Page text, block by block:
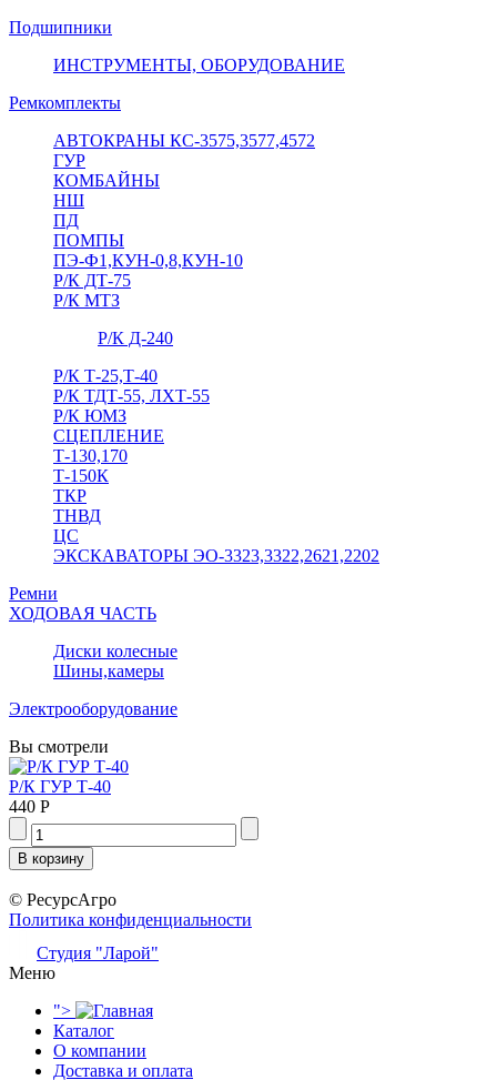
Подшипники
ИНСТРУМЕНТЫ, ОБОРУДОВАНИЕ
Ремкомплекты
АВТОКРАНЫ КС-3575,3577,4572
ГУР
КОМБАЙНЫ
НШ
ПД
ПОМПЫ
ПЭ-Ф1,КУН-0,8,КУН-10
Р/К ДТ-75
Р/К МТЗ
Р/К Д-240
Р/К Т-25,Т-40
Р/К ТДТ-55, ЛХТ-55
Р/К ЮМЗ
СЦЕПЛЕНИЕ
Т-130,170
Т-150К
ТКР
ТНВД
ЦС
ЭКСКАВАТОРЫ ЭО-3323,3322,2621,2202
Ремни
ХОДОВАЯ ЧАСТЬ
Диски колесные
Шины,камеры
Электрооборудование
Вы смотрели
Р/К ГУР Т-40
440 Р
© РесурсАгро
Политика конфиденциальности
Студия "Ларой"
Меню
">
Каталог
О компании
Доставка и оплата